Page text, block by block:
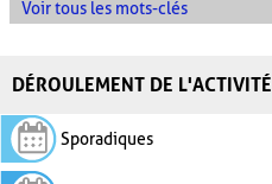
Voir tous les mots-clés
DÉROULEMENT DE L'ACTIVITÉ
Sporadiques